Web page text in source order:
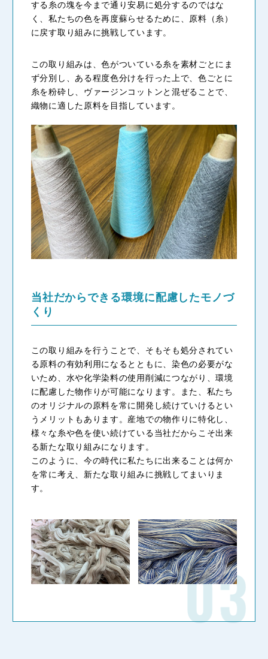
する糸の塊を今まで通り安易に処分するのではな
く、私たちの色を再度蘇らせるために、原料（糸）
に戻す取り組みに挑戦しています。
この取り組みは、色がついている糸を素材ごとにま
ず分別し、ある程度色分けを行った上で、色ごとに
糸を粉砕し、ヴァージンコットンと混ぜることで、
織物に適した原料を目指しています。
当社だからできる環境に配慮したモノづ
くり
この取り組みを行うことで、そもそも処分されてい
る原料の有効利用になるとともに、染色の必要がな
いため、水や化学染料の使用削減につながり、環境
に配慮した物作りが可能になります。また、私たち
のオリジナルの原料を常に開発し続けていけるとい
うメリットもあります。産地での物作りに特化し、
様々な糸や色を使い続けている当社だからこそ出来
る新たな取り組みになります。
このように、今の時代に私たちに出来ることは何か
を常に考え、新たな取り組みに挑戦してまいりま
す。